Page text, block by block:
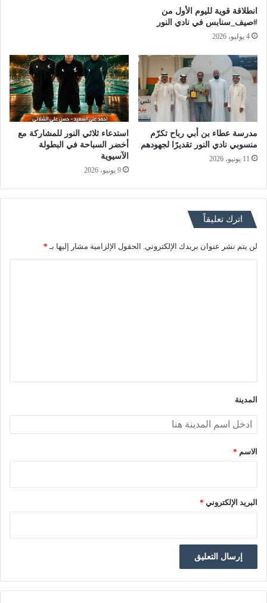
انطلاقة قوية لليوم الأول من
#صيف_سنابس في نادي النور
4 يوليو، 2026
مدرسة عطاء بن أبي رباح تكرّم
منسوبي نادي النور تقديرًا لجهودهم
11 يونيو، 2026
استدعاء ثلاثي النور للمشاركة مع
أخضر السباحة في البطولة
الآسيوية
9 يونيو، 2026
اترك تعليقاً
لن يتم نشر عنوان بريدك الإلكتروني. الحقول الإلزامية مشار إليها بـ *
المدينة
الاسم *
البريد الإلكتروني *